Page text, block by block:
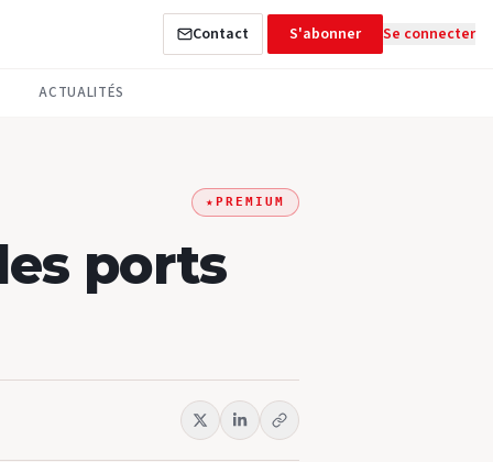
Contact S'abonner Se connecter
ACTUALITÉS
★PREMIUM
ports